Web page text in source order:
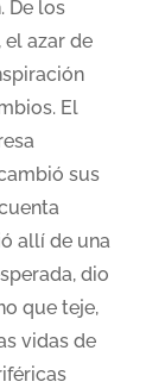
De los
azar de
El
sus
allí de una
dio
que teje,
vidas de